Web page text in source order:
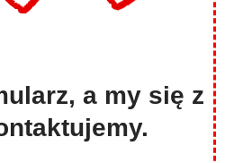
a my się z